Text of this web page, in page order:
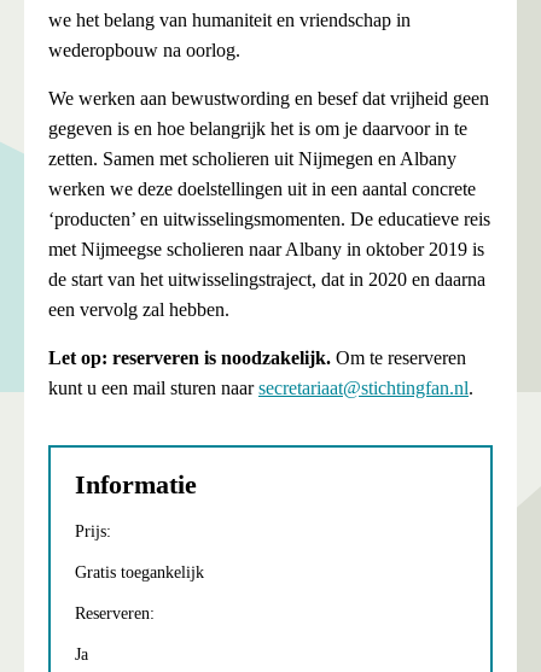
we het belang van humaniteit en vriendschap in
wederopbouw na oorlog.
We werken aan bewustwording en besef dat vrijheid geen
gegeven is en hoe belangrijk het is om je daarvoor in te
zetten. Samen met scholieren uit Nijmegen en Albany
werken we deze doelstellingen uit in een aantal concrete
‘producten’ en uitwisselingsmomenten. De educatieve reis
met Nijmeegse scholieren naar Albany in oktober 2019 is
de start van het uitwisselingstraject, dat in 2020 en daarna
een vervolg zal hebben.
Let op: reserveren is noodzakelijk. Om te reserveren
kunt u een mail sturen naarsecretariaat@stichtingfan.nl.
Informatie
Prijs:
Gratis toegankelijk
Reserveren:
Ja